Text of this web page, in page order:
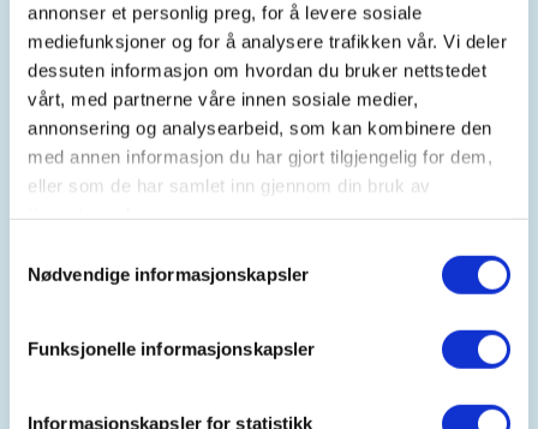
annonser et personlig preg, for å levere sosiale
mediefunksjoner og for å analysere trafikken vår. Vi deler
dessuten informasjon om hvordan du bruker nettstedet
vårt, med partnerne våre innen sosiale medier,
annonsering og analysearbeid, som kan kombinere den
med annen informasjon du har gjort tilgjengelig for dem,
eller som de har samlet inn gjennom din bruk av
Nødvendige informasjonskapsler
Funksjonelle informasjonskapsler
Informasjonskapsler for statistikk
Kontaktperson
Torkjell Haugen
https://92898598
torkjell.haugen@dnt.no
Bli med til Aurdalsåsens høyeste
østsiden av toppen og følger sti hele veien. Det er
blir det slakere, og vi går langs høydedraget og